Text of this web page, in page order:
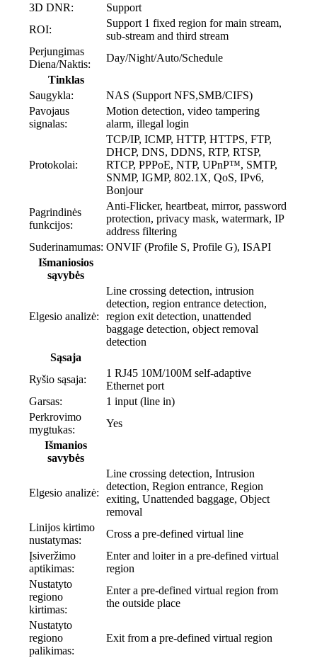
3D DNR:
Support
ROI:
Support 1 fixed region for main stream,
sub-stream and third stream
Perjungimas
Diena/Naktis:
Day/Night/Auto/Schedule
Tinklas
Saugykla:
NAS (Support NFS,SMB/CIFS)
Pavojaus
signalas:
Motion detection, video tampering
alarm, illegal login
Protokolai:
TCP/IP, ICMP, HTTP, HTTPS, FTP,
DHCP, DNS, DDNS, RTP, RTSP,
RTCP, PPPoE, NTP, UPnP™, SMTP,
SNMP, IGMP, 802.1X, QoS, IPv6,
Bonjour
Pagrindinės
funkcijos:
Anti-Flicker, heartbeat, mirror, password
protection, privacy mask, watermark, IP
address filtering
Suderinamumas: ONVIF (Profile S, Profile G), ISAPI
Išmaniosios
sąvybės
Elgesio analizė:
Line crossing detection, intrusion
detection, region entrance detection,
region exit detection, unattended
baggage detection, object removal
detection
Sąsaja
Ryšio sąsaja:
1 RJ45 10M/100M self-adaptive
Ethernet port
Garsas:
1 input (line in)
Perkrovimo
mygtukas:
Yes
Išmanios
savybės
Elgesio analizė:
Line crossing detection, Intrusion
detection, Region entrance, Region
exiting, Unattended baggage, Object
removal
Linijos kirtimo
nustatymas:
Cross a pre-defined virtual line
Įsiveržimo
aptikimas:
Enter and loiter in a pre-defined virtual
region
Nustatyto
regiono
kirtimas:
Enter a pre-defined virtual region from
the outside place
Nustatyto
regiono
palikimas:
Exit from a pre-defined virtual region